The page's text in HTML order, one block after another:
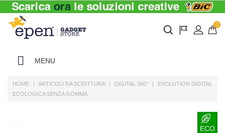
0
MENU
HOME ARTICOLI DA SCRITTURA DIGITAL 360°
EVOLUTION DIGITAL
ECOLOGICA SENZA GOMMA
ECO